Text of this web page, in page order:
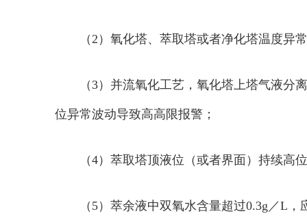
（2）氧化塔、萃取塔或者净化塔温度异
（3）并流氧化工艺，氧化塔上塔气液
位异常波动导致高高限报警；
（4）萃取塔顶液位（或者界面）持续高
（5）萃余液中双氧水含量超过0.3g／L